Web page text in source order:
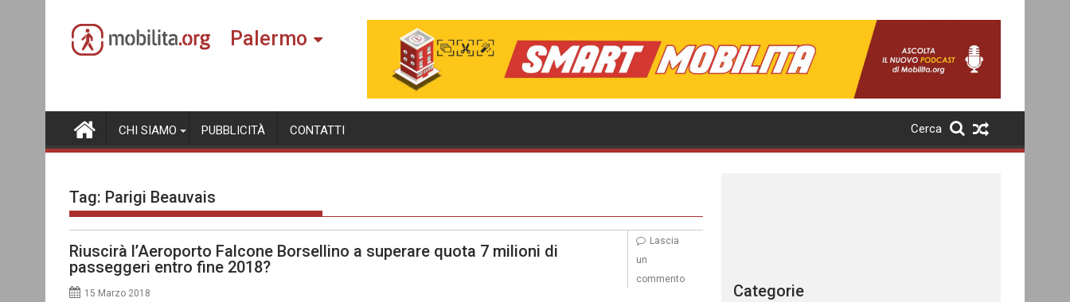
content
Palermo
CHI SIAMO PUBBLICITÀ CONTATTI Cerca
Tag: Parigi Beauvais
Riuscirà l’Aeroporto Falcone Borsellino a superare quota 7 milioni di
passeggeri entro fine 2018?
15 Marzo 2018
Lascia
un
commento
Categorie